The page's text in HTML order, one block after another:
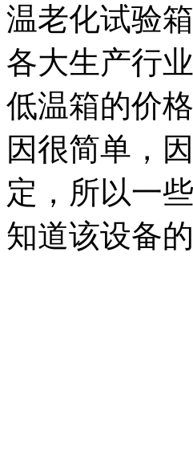
温老化试验
各大生产行
低温箱的价
因很简单，
定，所以一
知道该设备